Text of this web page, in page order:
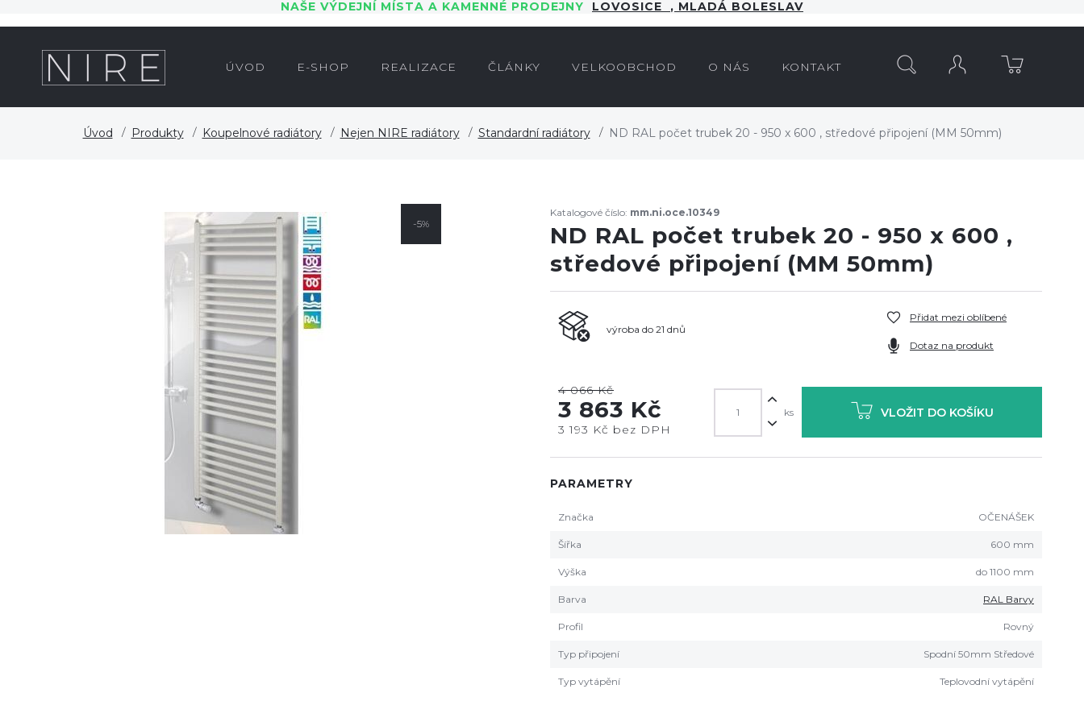
NAŠE VÝDEJNÍ MÍSTA A KAMENNÉ PRODEJNY LOVOSICE , MLADÁ BOLESLAV
ÚVOD E-SHOP REALIZACE ČLÁNKY VELKOOBCHOD O NÁS KONTAKT
Úvod Produkty Koupelnové radiátory Nejen NIRE radiátory Standardní radiátory ND RAL počet trubek 20 - 950 x 600 , středové připojení (MM 50mm)
-5%
Katalogové číslo: mm.ni.oce.10349
ND RAL počet trubek 20 - 950 x 600 ,
středové připojení (MM 50mm)
výroba do 21 dnů
Přidat mezi oblíbené
Dotaz na produkt
4 066 Kč
3 863 Kč
3 193 Kč bez DPH
ks VLOŽIT DO KOŠÍKU
PARAMETRY
Značka OČENÁŠEK
Šířka 600 mm
Výška do 1100 mm
Barva RAL Barvy
Profil Rovný
Typ připojení Spodní 50mm Středové
Typ vytápění Teplovodní vytápění